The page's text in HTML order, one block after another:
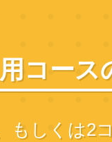
コース
もしくは2